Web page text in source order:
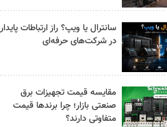
سانترال یا ویپ؟ راز ارتباطات پایدار
در شرکت‌های حرفه‌ای
مقایسه قیمت تجهیزات برق
صنعتی بازار؛ چرا برندها قیمت
متفاوتی دارند؟